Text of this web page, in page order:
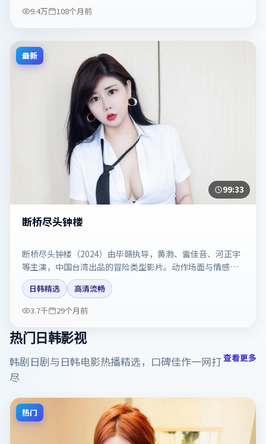
9.4万
108个月前
最新
99:33
断桥尽头钟楼
断桥尽头钟楼（2024）由毕赣执导，黄渤、雷佳音、河正宇
等主演，中国台湾出品的冒险类型影片。动作场面与情感戏
比例拿捏得当。剧情简介与主创信息可供检索参考，上映日
期以片方资料为准。
日韩精选
高清流畅
3.7千
29个月前
热门日韩影视
韩剧日剧与日韩电影热播精选，口碑佳作一网打
尽
查看更多
热门